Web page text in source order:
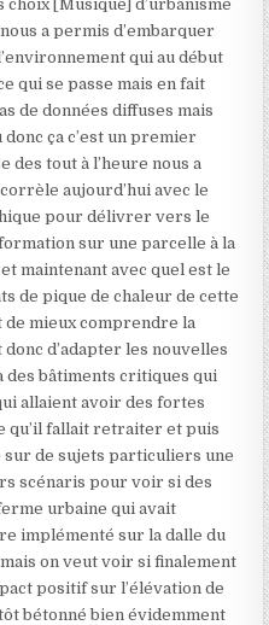
choix [Musique] d’urbanisme
a permis d’embarquer
qui au début
qui se passe mais en fait
de données diffuses mais
donc ça c’est un premier
des tout à l’heure nous a
aujourd’hui avec le
pour délivrer vers le
sur une parcelle à la
maintenant avec quel est le
de pique de chaleur de cette
de mieux comprendre la
d’adapter les nouvelles
des bâtiments critiques qui
allaient avoir des fortes
qu’il fallait retraiter et puis
sur de sujets particuliers une
scénaris pour voir si des
urbaine qui avait
implémenté sur la dalle du
on veut voir si finalement
positif sur l’élévation de
bétonné bien évidemment